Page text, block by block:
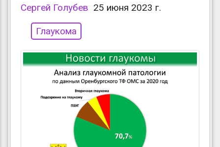
Сергей Голубев 25 июня 2023 г.
Глаукома